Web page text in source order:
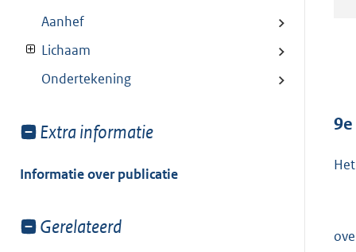
van:
Aanhef
Lichaam
Ondertekening
Toon
van:
Extra informatie
Informatie over publicatie
Toon
Gerelateerd